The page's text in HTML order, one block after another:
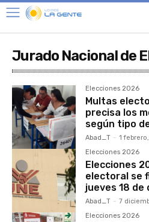
Jurado Nacional de
Elecciones 2026
Multas
precisa los
según tipo
Abad_T - 1
Elecciones 2026
Elecciones
electoral se
jueves 18 de
Abad_T - 7
Elecciones 2026